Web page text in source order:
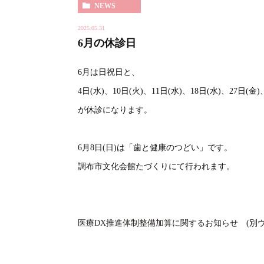
NEWS
2025.05.31
6月の休診日
6月は日祝日と、
4日(水)、10日(火)、11日(水)、18日(水)、27日(金)
が休診になります。
6月8日(日)は「歯と健康のつどい」です。
調布市文化会館たづくりにて行われます。
医療DX推進体制整備加算に関するお知らせ (別